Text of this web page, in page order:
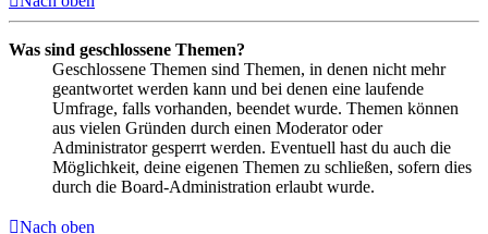
Was sind geschlossene Themen?
Geschlossene Themen sind Themen, in denen nicht mehr
geantwortet werden kann und bei denen eine laufende
Umfrage, falls vorhanden, beendet wurde. Themen können
aus vielen Gründen durch einen Moderator oder
Administrator gesperrt werden. Eventuell hast du auch die
Möglichkeit, deine eigenen Themen zu schließen, sofern dies
durch die Board-Administration erlaubt wurde.
Nach oben